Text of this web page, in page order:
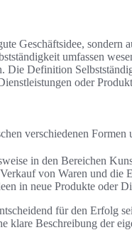
Geschäftsidee, sondern
umfassen
Definition
oder
verschiedenen Formen
in den Bereichen
von Waren und die
in neue Produkte oder
für den Erfolg
klare Beschreibung der